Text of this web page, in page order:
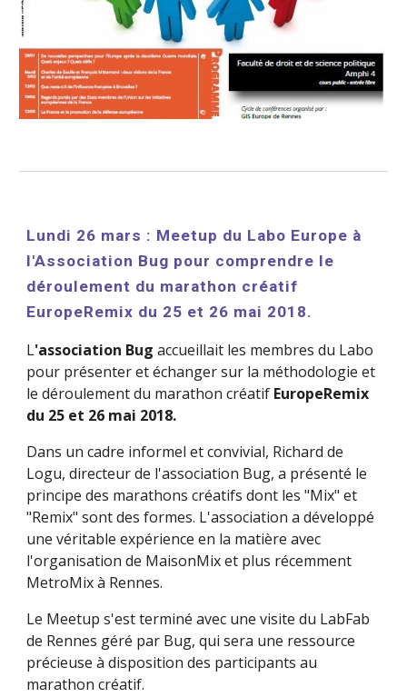
Lundi 26 mars : Meetup du Labo Europe à
l'Association Bug pour comprendre le
déroulement du marathon créatif
EuropeRemix du 25 et 26 mai 2018.
L'association Bug accueillait les membres du Labo
pour présenter et échanger sur la méthodologie et
le déroulement du marathon créatif EuropeRemix
du 25 et 26 mai 2018.
Dans un cadre informel et convivial, Richard de
Logu, directeur de l'association Bug, a présenté le
principe des marathons créatifs dont les "Mix" et
"Remix" sont des formes. L'association a développé
une véritable expérience en la matière avec
l'organisation de MaisonMix et plus récemment
MetroMix à Rennes.
Le Meetup s'est terminé avec une visite du LabFab
de Rennes géré par Bug, qui sera une ressource
précieuse à disposition des participants au
marathon créatif.